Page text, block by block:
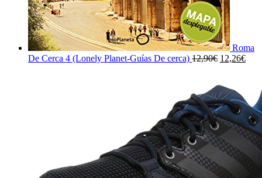
Roma
De Cerca 4 (Lonely Planet-Guías De cerca) 12,90€ El
era:
12,90€.
12,26€El